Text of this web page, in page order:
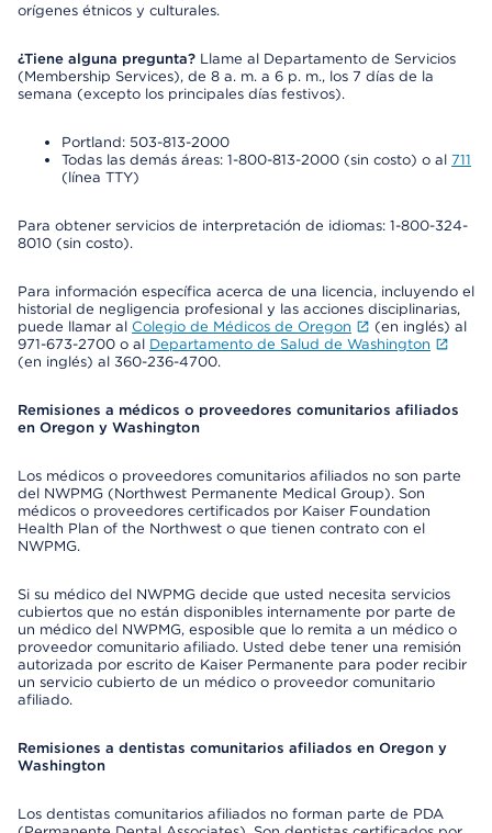
orígenes étnicos y culturales.
¿Tiene alguna pregunta? Llame al Departamento de Servicios
(Membership Services), de 8 a. m. a 6 p. m., los 7 días de la
semana (excepto los principales días festivos).
Portland: 503-813-2000
Todas las demás áreas: 1-800-813-2000 (sin costo) o al 711
(línea TTY)
Para obtener servicios de interpretación de idiomas: 1-800-324-
8010 (sin costo).
Para información específica acerca de una licencia, incluyendo el
historial de negligencia profesional y las acciones disciplinarias,
puede llamar al Colegio de Médicos de Oregon
(en inglés) al
971-673-2700 o al Departamento de Salud de Washington
(en inglés) al 360-236-4700.
Remisiones a médicos o proveedores comunitarios afiliados
en Oregon y Washington
Los médicos o proveedores comunitarios afiliados no son parte
del NWPMG (Northwest Permanente Medical Group). Son
médicos o proveedores certificados por Kaiser Foundation
Health Plan of the Northwest o que tienen contrato con el
NWPMG.
Si su médico del NWPMG decide que usted necesita servicios
cubiertos que no están disponibles internamente por parte de
un médico del NWPMG, esposible que lo remita a un médico o
proveedor comunitario afiliado. Usted debe tener una remisión
autorizada por escrito de Kaiser Permanente para poder recibir
un servicio cubierto de un médico o proveedor comunitario
afiliado.
Remisiones a dentistas comunitarios afiliados en Oregon y
Washington
Los dentistas comunitarios afiliados no forman parte de PDA